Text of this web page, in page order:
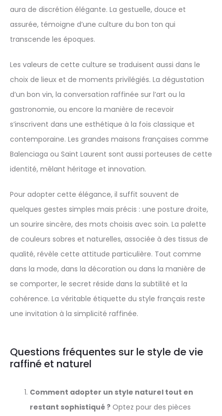
aura de discrétion élégante. La gestuelle, douce et
assurée, témoigne d’une culture du bon ton qui
transcende les époques.
Les valeurs de cette culture se traduisent aussi dans le
choix de lieux et de moments privilégiés. La dégustation
d’un bon vin, la conversation raffinée sur l’art ou la
gastronomie, ou encore la manière de recevoir
s’inscrivent dans une esthétique à la fois classique et
contemporaine. Les grandes maisons françaises comme
Balenciaga ou Saint Laurent sont aussi porteuses de cette
identité, mêlant héritage et innovation.
Pour adopter cette élégance, il suffit souvent de
quelques gestes simples mais précis : une posture droite,
un sourire sincère, des mots choisis avec soin. La palette
de couleurs sobres et naturelles, associée à des tissus de
qualité, révèle cette attitude particulière. Tout comme
dans la mode, dans la décoration ou dans la manière de
se comporter, le secret réside dans la subtilité et la
cohérence. La véritable étiquette du style français reste
une invitation à la simplicité raffinée.
Questions fréquentes sur le style de vie
raffiné et naturel
Comment adopter un style naturel tout en
restant sophistiqué ? Optez pour des pièces